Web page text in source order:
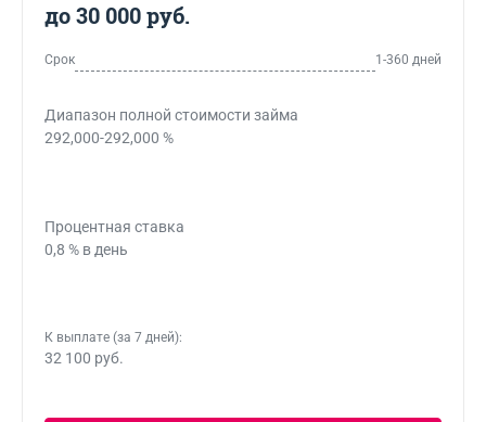
до 30 000 руб.
Срок 1-360 дней
Диапазон полной стоимости займа
292,000-292,000 %
Процентная ставка
0,8 % в день
К выплате (за 7 дней):
32 100 руб.